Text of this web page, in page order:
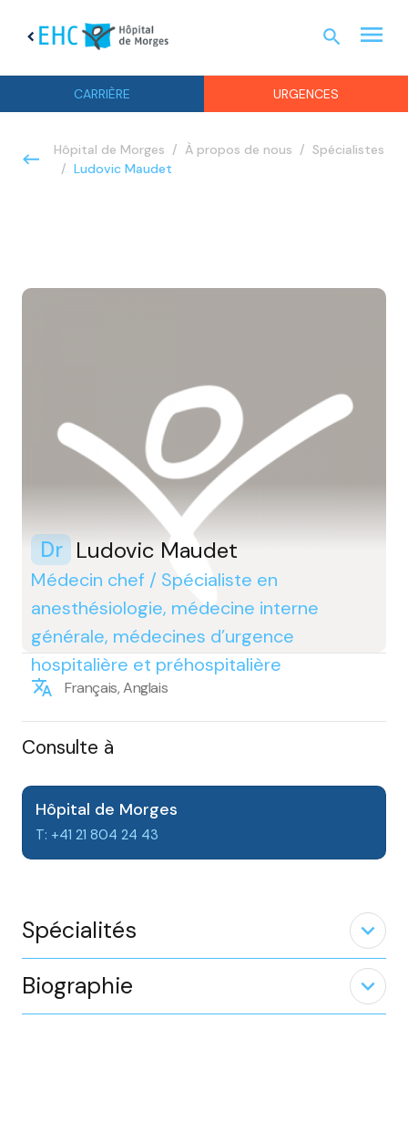
chevron_left
CARRIÈRE URGENCES
search menu
Hôpital de Morges À propos de nous
Spécialistes
Ludovic Maudet
Dr Ludovic Maudet
Médecin chef / Spécialiste en
anesthésiologie, médecine interne
générale, médecines d’urgence
hospitalière et préhospitalière
Français, Anglais
Consulte à
Hôpital de Morges
T: +41 21 804 24 43
Spécialités expand_less
Biographie expand_less